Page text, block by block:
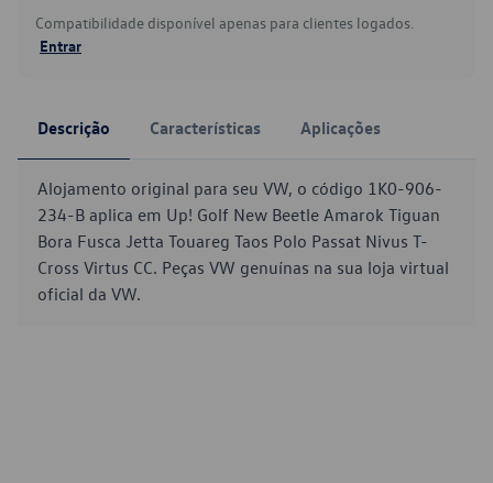
Compatibilidade disponível apenas para clientes logados.
Entrar
Descrição Características Aplicações
Alojamento original para seu VW, o código 1K0-906-
234-B aplica em Up! Golf New Beetle Amarok Tiguan
Bora Fusca Jetta Touareg Taos Polo Passat Nivus T-
Cross Virtus CC. Peças VW genuínas na sua loja virtual
oficial da VW.